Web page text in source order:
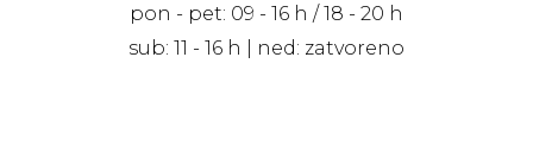
pon - pet: 09 - 16 h / 18 - 20 h
sub: 11 - 16 h | ned: zatvoreno